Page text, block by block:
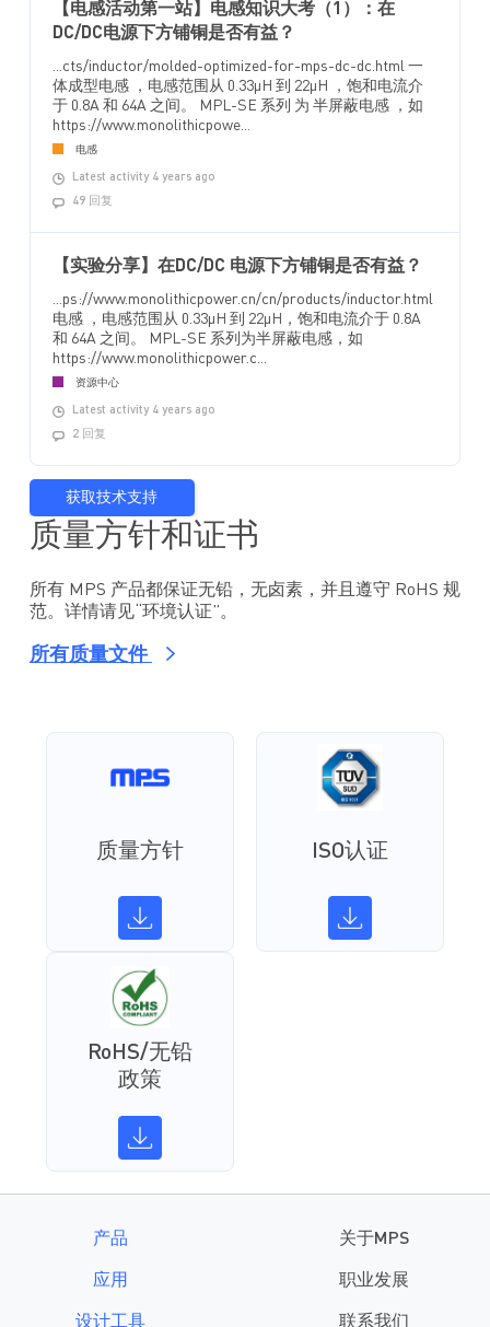
【电感活动第一站】电感知识大考（1）：在
DC/DC电源下方铺铜是否有益？
...cts/inductor/molded-optimized-for-mps-dc-dc.html 一
体成型电感 ，电感范围从 0.33µH 到 22µH ，饱和电流介
于 0.8A 和 64A 之间。 MPL-SE 系列 为 半屏蔽电感 ，如
https://www.monolithicpowe...
电感
Latest activity 4 years ago
49 回复
【实验分享】在DC/DC 电源下方铺铜是否有益？
...ps://www.monolithicpower.cn/cn/products/inductor.html
电感 ，电感范围从 0.33µH 到 22µH，饱和电流介于 0.8A
和 64A 之间。 MPL-SE 系列为半屏蔽电感，如
https://www.monolithicpower.c...
资源中心
Latest activity 4 years ago
2 回复
获取技术支持
质量方针和证书
所有 MPS 产品都保证无铅，无卤素，并且遵守 RoHS 规
范。详情请见“环境认证”。
所有质量文件
质量方针 ISO认证
RoHS/无铅
政策
产品
应用
设计工具
关于MPS
职业发展
联系我们